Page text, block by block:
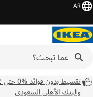
AR
والبنك الأهلي السعودي